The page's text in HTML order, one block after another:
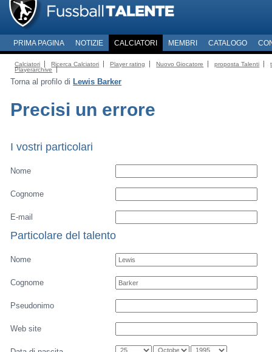
PRIMA PAGINA NOTIZIE CALCIATORI MEMBRI CATALOGO
Calciatori Ricerca Calciatori Player rating Nuovo Giocatore proposta Talenti
Playerarchive
Torna al profilo di Lewis Barker
Precisi un errore
I vostri particolari
Nome
Cognome
E-mail
Particolare del talento
Nome
Cognome
Pseudonimo
Web site